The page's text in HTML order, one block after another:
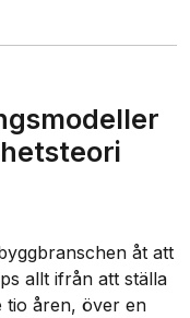
åt att
allt ifrån att ställa
tio åren, över en